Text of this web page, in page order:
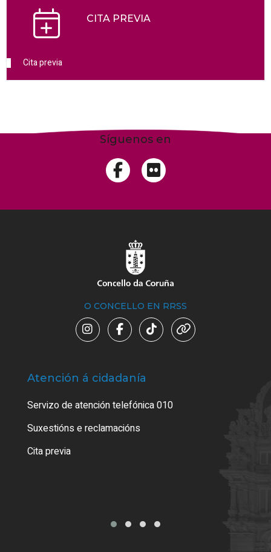
CITA PREVIA
Cita previa
Síguenos en
O CONCELLO EN RRSS
Atención á cidadanía
Servizo de atención telefónica 010
Suxestións e reclamacións
Cita previa